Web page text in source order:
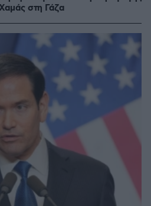
στη Γάζα